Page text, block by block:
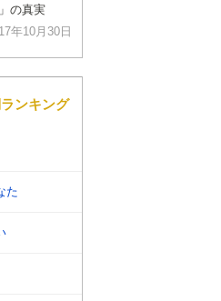
の真実
年10月30日
ンキング
た